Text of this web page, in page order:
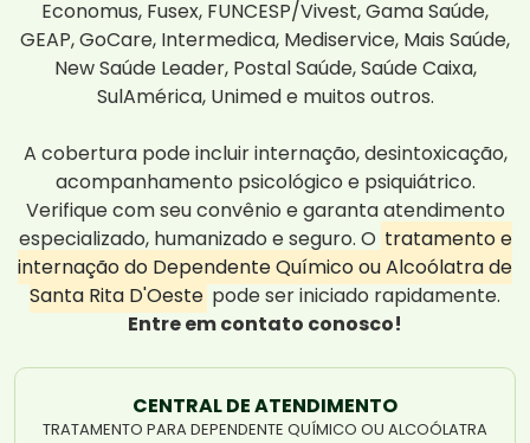
Economus, Fusex, FUNCESP/Vivest, Gama Saúde,
GEAP, GoCare, Intermedica, Mediservice, Mais Saúde,
New Saúde Leader, Postal Saúde, Saúde Caixa,
SulAmérica, Unimed e muitos outros.
A cobertura pode incluir internação, desintoxicação,
acompanhamento psicológico e psiquiátrico.
Verifique com seu convênio e garanta atendimento
especializado, humanizado e seguro. O tratamento e
internação do Dependente Químico ou Alcoólatra de
Santa Rita D'Oeste pode ser iniciado rapidamente.
Entre em contato conosco!
CENTRAL DE ATENDIMENTO
TRATAMENTO PARA DEPENDENTE QUÍMICO OU ALCOÓLATRA